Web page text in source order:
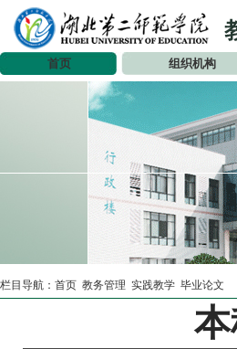
首页 组织机构
栏目导航： 首页 教务管理 实践教学 毕业论文